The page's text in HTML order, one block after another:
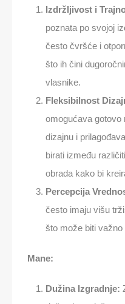
Izdržljivost i
poznata po svojoj
često čvršće i
što ih čini
vlasnike.
Fleksibilnost
omogućava gotovo
dizajnu i
birati između
obrada kako bi
Percepcija
često imaju višu
što može biti važno
Mane:
Dužina Izgradnje: